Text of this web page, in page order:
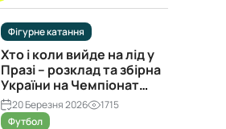
Фігурне катання
Хто і коли вийде на лід у
Празі – розклад та збірна
України на Чемпіонат
світу з фігурного катання
2026
20 Березня 2026
1715
Футбол